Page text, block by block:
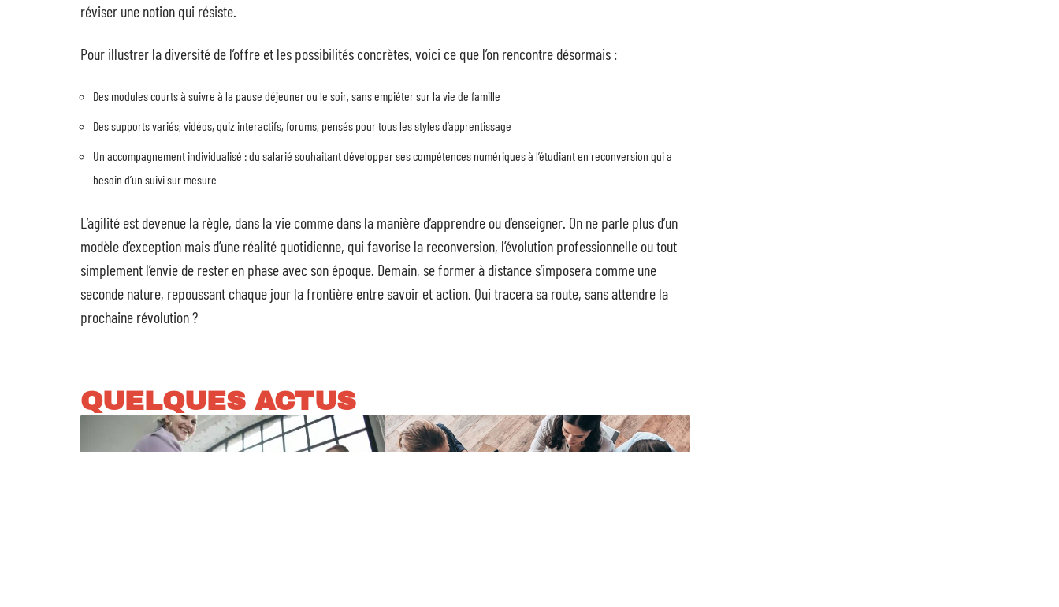
réviser une notion qui résiste.
Pour illustrer la diversité de l’offre et les possibilités concrètes, voici ce que l’on rencontre désormais :
Des modules courts à suivre à la pause déjeuner ou le soir, sans empiéter sur la vie de famille
Des supports variés, vidéos, quiz interactifs, forums, pensés pour tous les styles d’apprentissage
Un accompagnement individualisé : du salarié souhaitant développer ses compétences numériques à l’étudiant en reconversion qui a
besoin d’un suivi sur mesure
L’agilité est devenue la règle, dans la vie comme dans la manière d’apprendre ou d’enseigner. On ne parle plus d’un
modèle d’exception mais d’une réalité quotidienne, qui favorise la reconversion, l’évolution professionnelle ou tout
simplement l’envie de rester en phase avec son époque. Demain, se former à distance s’imposera comme une
seconde nature, repoussant chaque jour la frontière entre savoir et action. Qui tracera sa route, sans attendre la
prochaine révolution ?
QUELQUES ACTUS